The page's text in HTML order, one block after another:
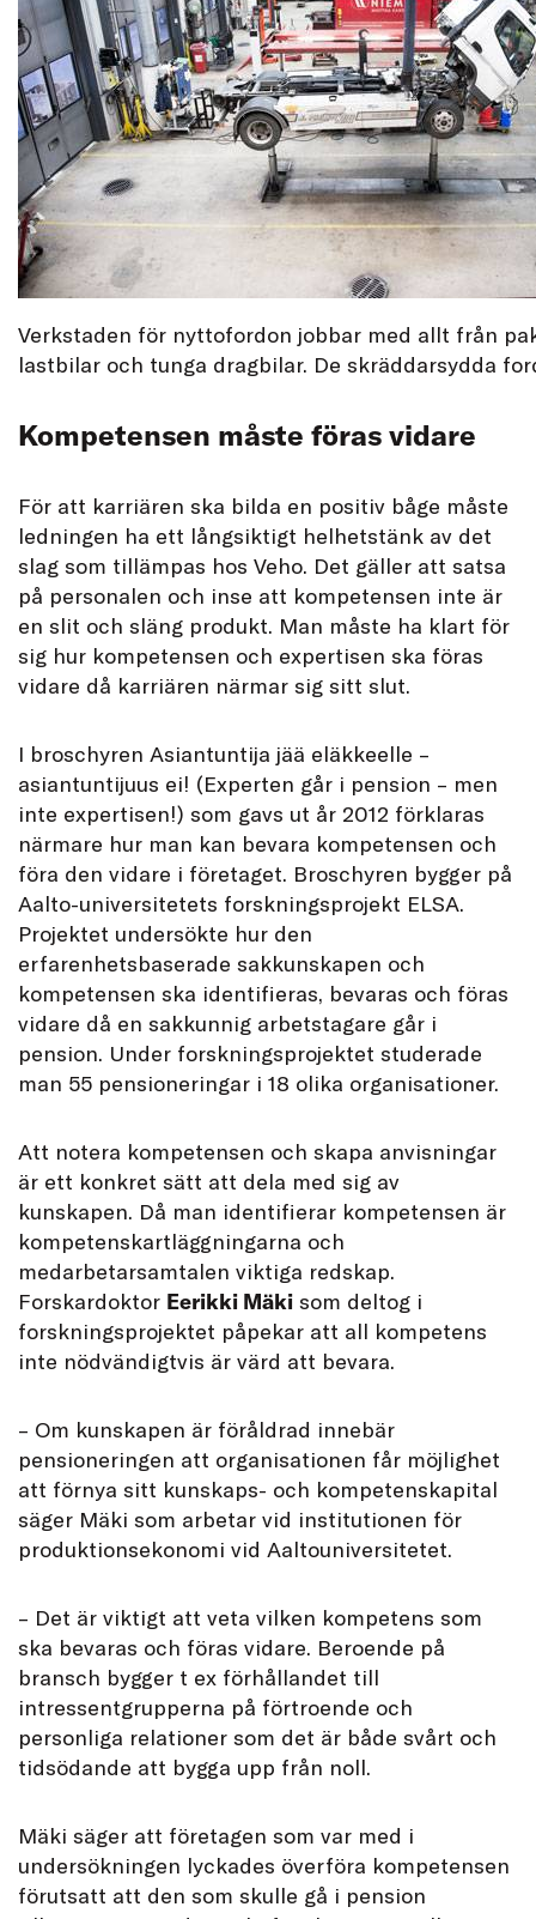
Verkstaden för nyttofordon jobbar med allt från
lastbilar och tunga dragbilar. De skräddarsydda
Kompetensen måste föras vidare
För att karriären ska bilda en positiv båge måste
ledningen ha ett långsiktigt helhetstänk av det
slag som tillämpas hos Veho. Det gäller att satsa
på personalen och inse att kompetensen inte är
en slit och släng produkt. Man måste ha klart för
sig hur kompetensen och expertisen ska föras
vidare då karriären närmar sig sitt slut.
I broschyren Asiantuntija jää eläkkeelle –
asiantuntijuus ei! (Experten går i pension – men
inte expertisen!) som gavs ut år 2012 förklaras
närmare hur man kan bevara kompetensen och
föra den vidare i företaget. Broschyren bygger på
Aalto-universitetets forskningsprojekt ELSA.
Projektet undersökte hur den
erfarenhetsbaserade sakkunskapen och
kompetensen ska identifieras, bevaras och föras
vidare då en sakkunnig arbetstagare går i
pension. Under forskningsprojektet studerade
man 55 pensioneringar i 18 olika organisationer.
Att notera kompetensen och skapa anvisningar
är ett konkret sätt att dela med sig av
kunskapen. Då man identifierar kompetensen är
kompetenskartläggningarna och
medarbetarsamtalen viktiga redskap.
Forskardoktor Eerikki Mäki som deltog i
forskningsprojektet påpekar att all kompetens
inte nödvändigtvis är värd att bevara.
– Om kunskapen är föråldrad innebär
pensioneringen att organisationen får möjlighet
att förnya sitt kunskaps- och kompetenskapital
säger Mäki som arbetar vid institutionen för
produktionsekonomi vid Aaltouniversitetet.
– Det är viktigt att veta vilken kompetens som
ska bevaras och föras vidare. Beroende på
bransch bygger t ex förhållandet till
intressentgrupperna på förtroende och
personliga relationer som det är både svårt och
tidsödande att bygga upp från noll.
Mäki säger att företagen som var med i
undersökningen lyckades överföra kompetensen
förutsatt att den som skulle gå i pension